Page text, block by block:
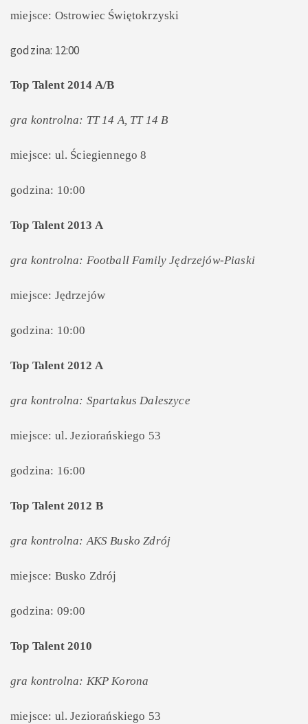
miejsce: Ostrowiec Świętokrzyski
godzina: 12:00
Top Talent 2014 A/B
gra kontrolna: TT 14 A, TT 14 B
miejsce: ul. Ściegiennego 8
godzina: 10:00
Top Talent 2013 A
gra kontrolna: Football Family Jędrzejów-Piaski
miejsce: Jędrzejów
godzina: 10:00
Top Talent 2012 A
gra kontrolna: Spartakus Daleszyce
miejsce: ul. Jeziorańskiego 53
godzina: 16:00
Top Talent 2012 B
gra kontrolna: AKS Busko Zdrój
miejsce: Busko Zdrój
godzina: 09:00
Top Talent 2010
gra kontrolna: KKP Korona
miejsce: ul. Jeziorańskiego 53